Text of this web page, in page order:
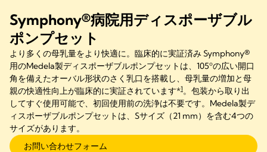
Symphony®病院用ディスポーザブル
ポンプセット
より多くの母乳量をより快適に。臨床的に実証済み Symphony®
用のMedela製ディスポーザブルポンプセットは、105ºの広い開口
角を備えたオーバル形状のさく乳口を搭載し、母乳量の増加と母
親の快適性向上が臨床的に実証されています*1。包装から取り出
してすぐ使用可能で、初回使用前の洗浄は不要です。Medela製デ
ィスポーザブルポンプセットは、Sサイズ（21 mm）を含む4つの
サイズがあります。
お問い合わせフォーム